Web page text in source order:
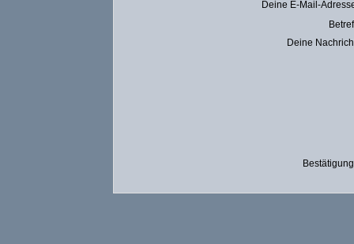
Deine E-Mail-
Deine
Bestätigung